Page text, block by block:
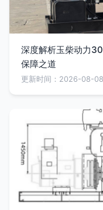
深度解析玉柴动力
保障之道
更新时间：2026-08-